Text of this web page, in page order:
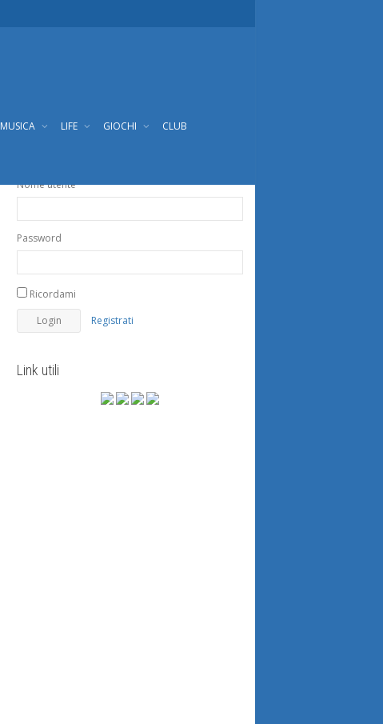
MUSICA LIFE GIOCHI CLUB
Nome utente
Password
Ricordami
Registrati
Link utili